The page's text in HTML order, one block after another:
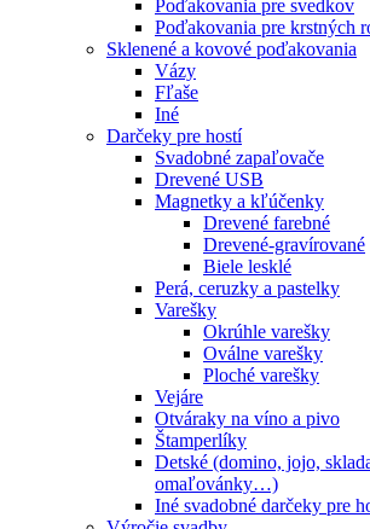
Poďakovania pre svedkov
Poďakovania pre krstných
Sklenené a kovové poďakovania
Vázy
Fľaše
Iné
Darčeky pre hostí
Svadobné zapaľovače
Drevené USB
Magnetky a kľúčenky
Drevené farebné
Drevené-gravírované
Biele lesklé
Perá, ceruzky a pastelky
Varešky
Okrúhle varešky
Oválne varešky
Ploché varešky
Vejáre
Otváraky na víno a pivo
Štamperlíky
Detské (domino, jojo,
omaľovánky…)
Iné svadobné darčeky pre